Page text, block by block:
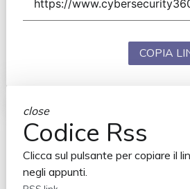
COPIA
close
Codice Rss
Clicca sul pulsante per copiare il
negli appunti.